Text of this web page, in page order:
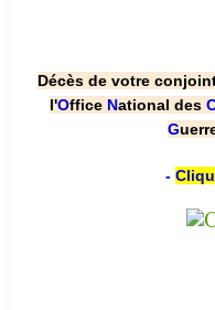
Décès de votre
l'Office National des
G
-